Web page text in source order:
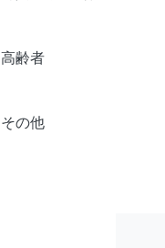
高齢者
その他